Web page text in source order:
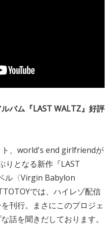
バム『LAST WALTZ』好評
ト、world's end girlfriendが
りとなる新作『LAST
ル〈Virgin Babylon
では、ハイレゾ配信
刊行。まさにこのプロジェ
話を聞きだしております。